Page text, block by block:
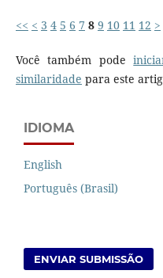
<< < 3 4 5 6 7 8 9 10 11 12 >
Você também pode
similaridade para este
IDIOMA
English
Português (Brasil)
ENVIAR SUBMISSÃO